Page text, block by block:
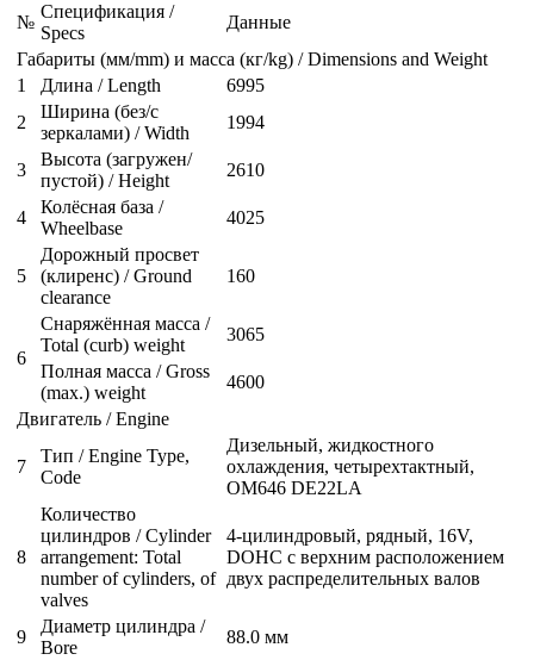
№
Спецификация /
Specs
Данные
Габариты (мм/mm) и масса (кг/kg) / Dimensions and Weight
1
Длина / Length
6995
2
Ширина (без/с
зеркалами) / Width
1994
3
Высота (загружен/
пустой) / Height
2610
4
Колёсная база /
Wheelbase
4025
5
Дорожный просвет
(клиренс) / Ground
clearance
160
6
Снаряжённая масса /
Total (curb) weight
3065
Полная масса / Gross
(max.) weight
4600
Двигатель / Engine
7
Тип / Engine Type,
Code
Дизельный, жидкостного
охлаждения, четырехтактный,
OM646 DE22LA
8
Количество
цилиндров / Cylinder
arrangement: Total
number of cylinders, of
valves
4-цилиндровый, рядный, 16V,
DOHC с верхним расположением
двух распределительных валов
9
Диаметр цилиндра /
Bore
88.0 мм